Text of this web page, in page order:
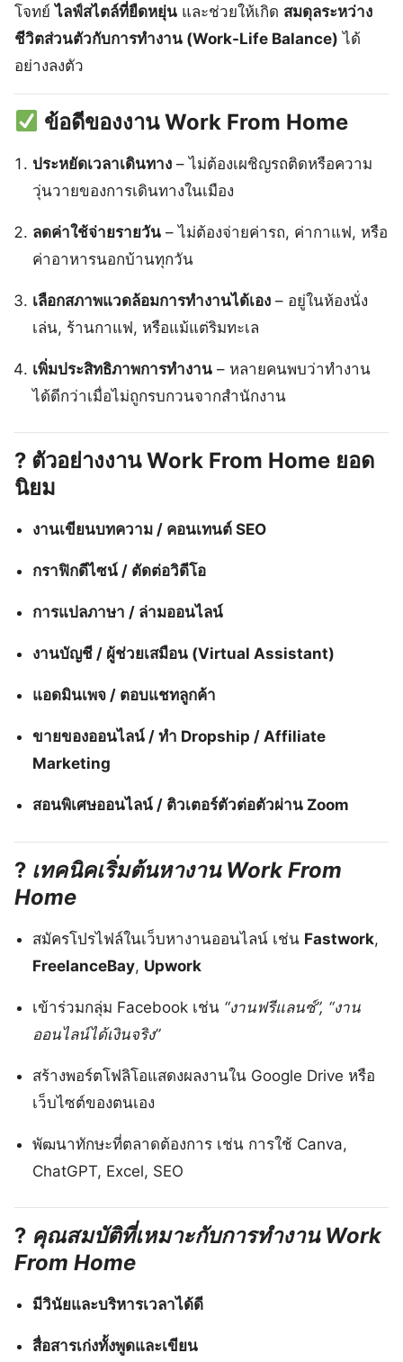
โจทย์ไลฟ์สไตล์ที่ยืดหยุ่น และช่วยให้เกิด สมดุลระหว่าง
ชีวิตส่วนตัวกับการทำงาน (Work-Life Balance) ได้
อย่างลงตัว
ข้อดีของงาน Work From Home
ประหยัดเวลาเดินทาง – ไม่ต้องเผชิญรถติดหรือความ
วุ่นวายของการเดินทางในเมือง
ลดค่าใช้จ่ายรายวัน – ไม่ต้องจ่ายค่ารถ, ค่ากาแฟ, หรือ
ค่าอาหารนอกบ้านทุกวัน
เลือกสภาพแวดล้อมการทำงานได้เอง – อยู่ในห้องนั่ง
เล่น, ร้านกาแฟ, หรือแม้แต่ริมทะเล
เพิ่มประสิทธิภาพการทำงาน – หลายคนพบว่าทำงาน
ได้ดีกว่าเมื่อไม่ถูกรบกวนจากสำนักงาน
?️ ตัวอย่างงาน Work From Home ยอด
นิยม
งานเขียนบทความ / คอนเทนต์ SEO
กราฟิกดีไซน์ / ตัดต่อวิดีโอ
การแปลภาษา / ล่ามออนไลน์
งานบัญชี / ผู้ช่วยเสมือน (Virtual Assistant)
แอดมินเพจ / ตอบแชทลูกค้า
ขายของออนไลน์ / ทำ Dropship / Affiliate
Marketing
สอนพิเศษออนไลน์ / ติวเตอร์ตัวต่อตัวผ่าน Zoom
? เทคนิคเริ่มต้นหางาน Work From
Home
สมัครโปรไฟล์ในเว็บหางานออนไลน์ เช่น Fastwork,
FreelanceBay, Upwork
เข้าร่วมกลุ่ม Facebook เช่น “งานฟรีแลนซ์”, “งาน
ออนไลน์ได้เงินจริง”
สร้างพอร์ตโฟลิโอแสดงผลงานใน Google Drive หรือ
เว็บไซต์ของตนเอง
พัฒนาทักษะที่ตลาดต้องการ เช่น การใช้ Canva,
ChatGPT, Excel, SEO
? คุณสมบัติที่เหมาะกับการทำงาน Work
From Home
มีวินัยและบริหารเวลาได้ดี
สื่อสารเก่งทั้งพูดและเขียน